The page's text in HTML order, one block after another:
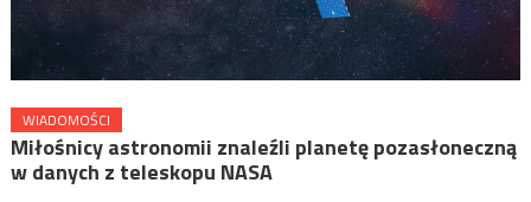
WIADOMOŚCI
Miłośnicy astronomii znaleźli planetę pozasłoneczną
w danych z teleskopu NASA